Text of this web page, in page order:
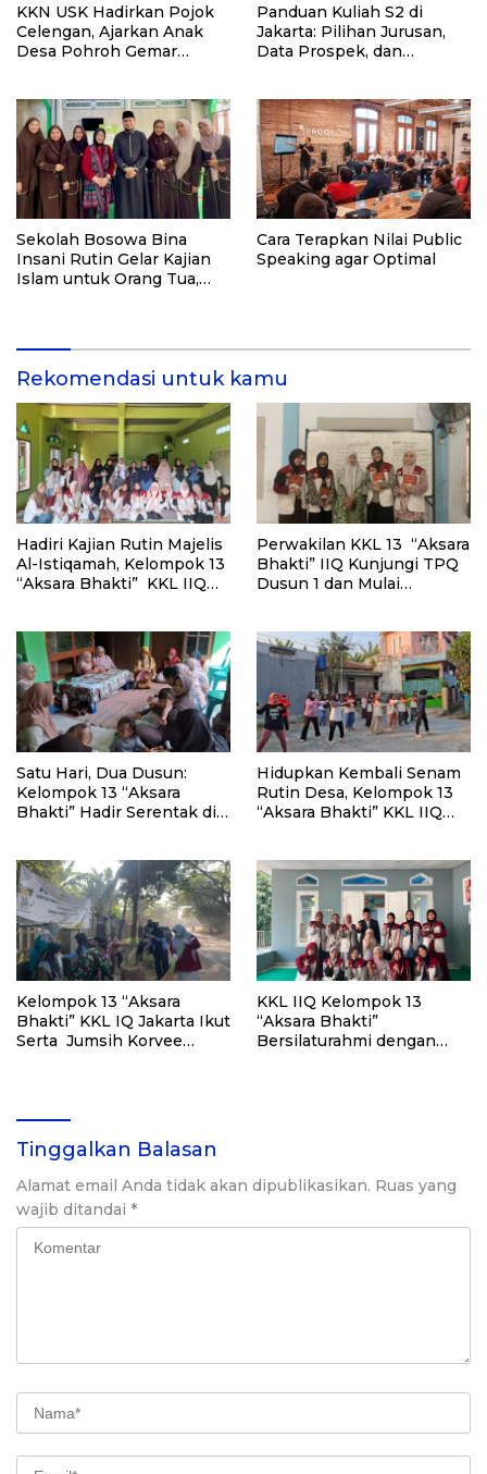
KKN USK Hadirkan Pojok
Celengan, Ajarkan Anak
Desa Pohroh Gemar
Panduan Kuliah S2 di
Jakarta: Pilihan Jurusan,
Data Prospek, dan
Sekolah Bosowa Bina
Insani Rutin Gelar Kajian
Islam untuk Orang Tua,
Cara Terapkan Nilai Public
Speaking agar Optimal
Rekomendasi untuk kamu
Hadiri Kajian Rutin Majelis
Al-Istiqamah, Kelompok 13
“Aksara Bhakti” KKL IIQ
Buta Aksara Al-Qur’an
Perwakilan KKL 13 “Aksara
Bhakti” IIQ Kunjungi TPQ
Dusun 1 dan Mulai
Satu Hari, Dua Dusun:
Kelompok 13 “Aksara
Bhakti” Hadir Serentak di
Hidupkan Kembali Senam
Rutin Desa, Kelompok 13
“Aksara Bhakti” KKL IIQ
Kelompok 13 “Aksara
Bhakti” KKL IQ Jakarta Ikut
Serta Jumsih Korvee
KKL IIQ Kelompok 13
“Aksara Bhakti”
Bersilaturahmi dengan
Tinggalkan Balasan
Alamat email Anda tidak akan dipublikasikan. Ruas yang
wajib ditandai *